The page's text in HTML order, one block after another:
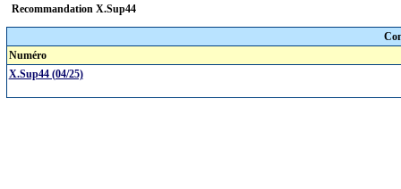
Recommandation X.Sup44
Numéro
X.Sup44 (04/25)